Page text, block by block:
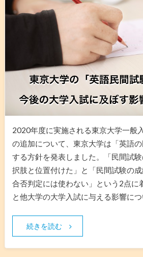
2020年度に実施される東京大学一般
の追加について、東京大学は「英語
する方針を発表しました。「民間試
択肢と位置付けた」と「民間試験の成
合否判定には使わない」という2点に
と他大学の大学入試に与える影響につ
続きを読む